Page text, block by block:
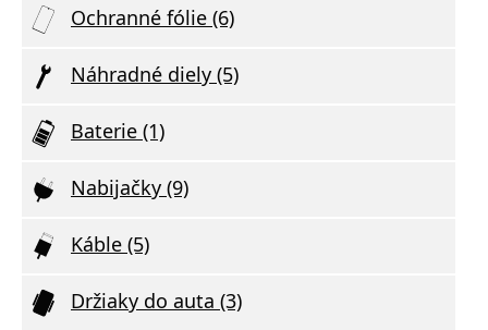
Ochranné fólie (6)
Náhradné diely (5)
Baterie (1)
Nabijačky (9)
Káble (5)
Držiaky do auta (3)